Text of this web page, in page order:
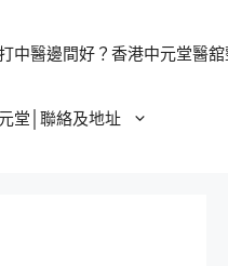
中醫邊間好？香港中元堂醫
堂│聯絡及地址